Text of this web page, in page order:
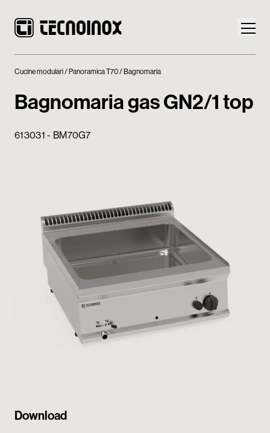
Prodotti
Download
Contatti
My Tecnoinox
Cucine modulari Panoramica T70 Bagnomaria
Bagnomaria gas GN2/1 top
613031 - BM70G7
Download